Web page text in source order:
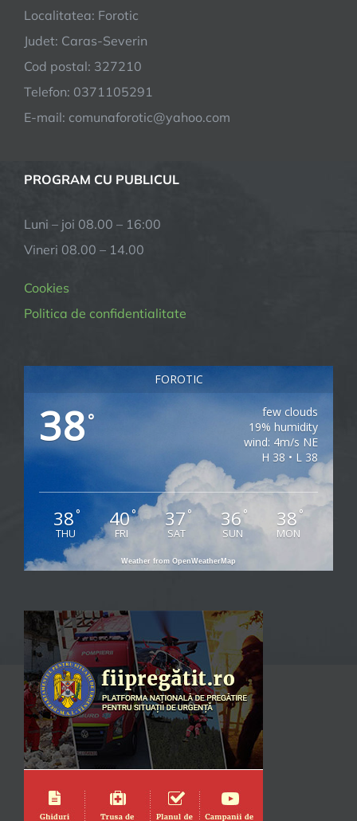
Localitatea: Forotic
Judet: Caras-Severin
Cod postal: 327210
Telefon: 0371105291
E-mail: comunaforotic@yahoo.com
PROGRAM CU PUBLICUL
Luni – joi 08.00 – 16:00
Vineri 08.00 – 14.00
Cookies
Politica de confidentialitate
FOROTIC
38°
few clouds
19% humidity
wind: 4m/s NE
H 38 • L 38
38°
THU
40°
FRI
37°
SAT
36 °
SUN
38 °
MON
Weather from OpenWeatherMap